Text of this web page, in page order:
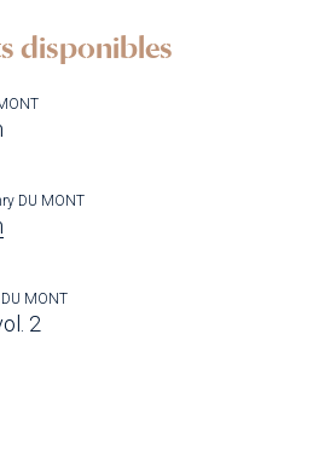
disponibles
DU MONT
MONT
2